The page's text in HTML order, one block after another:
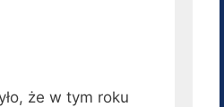
że w tym roku